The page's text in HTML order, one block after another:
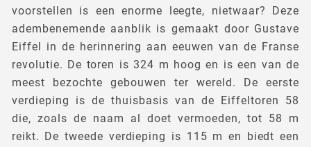
voorstellen is een enorme leegte, nietwaar? Deze
adembenemende aanblik is gemaakt door Gustave
Eiffel in de herinnering aan eeuwen van de Franse
revolutie. De toren is 324 m hoog en is een van de
meest bezochte gebouwen ter wereld. De eerste
verdieping is de thuisbasis van de Eiffeltoren 58
die, zoals de naam al doet vermoeden, tot 58 m
reikt. De tweede verdieping is 115 m en biedt een